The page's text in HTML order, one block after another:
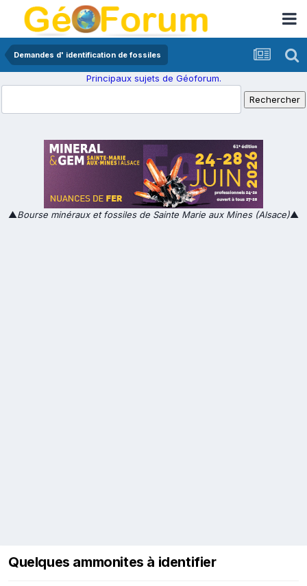
Demandes d' identification de fossiles
Principaux sujets de Géoforum.
▲Bourse minéraux et fossiles de Sainte Marie aux Mines (Alsace)▲
Quelques ammonites à identifier